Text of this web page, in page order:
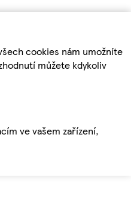
cookies nám umožníte
můžete kdykoliv
ve vašem zařízení,